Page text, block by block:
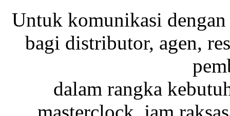
Untuk komunikasi dengan
bagi distributor, agen,
dalam rangka
masterclock, jam